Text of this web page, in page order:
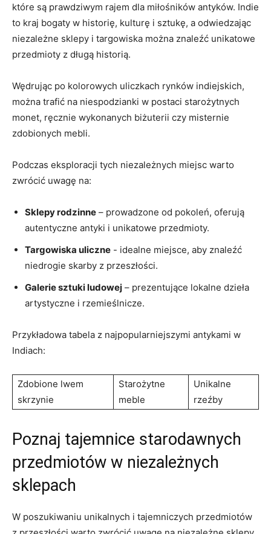
⁢które są ⁣prawdziwym‌ rajem dla miłośników antyków. Indie
to kraj bogaty w historię, kulturę i ‌sztukę, a⁣ odwiedzając
niezależne sklepy i targowiska można znaleźć unikatowe
przedmioty z długą‍ historią.
Wędrując ⁢po kolorowych uliczkach rynków indiejskich,⁤
można ⁣trafić na‌ niespodzianki w postaci starożytnych⁣
monet,⁢ ręcznie wykonanych ‍biżuterii czy‍ misternie
zdobionych mebli.
Podczas eksploracji tych niezależnych‍ miejsc warto
zwrócić uwagę na:
Sklepy rodzinne – prowadzone od pokoleń, oferują
autentyczne⁢ antyki i unikatowe​ przedmioty.
Targowiska uliczne ⁢-⁢ idealne miejsce, aby znaleźć
niedrogie skarby‌ z przeszłości.
Galerie sztuki ludowej – prezentujące ‌lokalne dzieła
artystyczne i rzemieślnicze.
Przykładowa tabela z najpopularniejszymi ‍antykami w
Indiach:
Zdobione ‌lwem
skrzynie
Starożytne
meble
Unikalne
rzeźby
Poznaj⁣ tajemnice starodawnych
przedmiotów w niezależnych
sklepach
W poszukiwaniu unikalnych i tajemniczych‌ przedmiotów